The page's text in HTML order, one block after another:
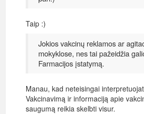
Taip :)
Jokios vakcinų reklamos ar
mokyklose, nes tai pažeidžia
Farmacijos įstatymą.
Manau, kad neteisingai
Vakcinavimą ir informaciją apie
saugumą reikia skelbti visur.